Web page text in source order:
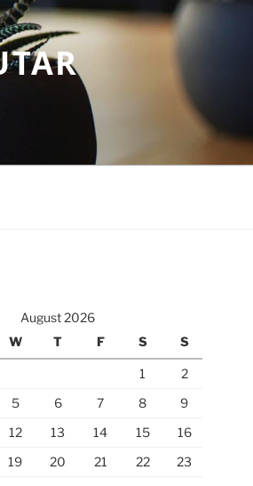
August 2026
W T F S S
1
2
5 6 7 8
9
12 13 14 15
16
19 20 21 22
23